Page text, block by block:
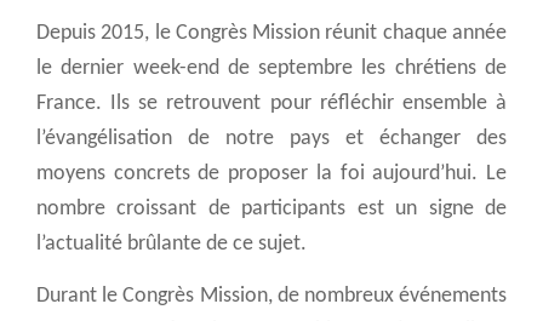
Depuis 2015, le Congrès Mission réunit chaque année
le dernier week-end de septembre les chrétiens de
France. Ils se retrouvent pour réfléchir ensemble à
l’évangélisation de notre pays et échanger des
moyens concrets de proposer la foi aujourd’hui. Le
nombre croissant de participants est un signe de
l’actualité brûlante de ce sujet.
Durant le Congrès Mission, de nombreux événements